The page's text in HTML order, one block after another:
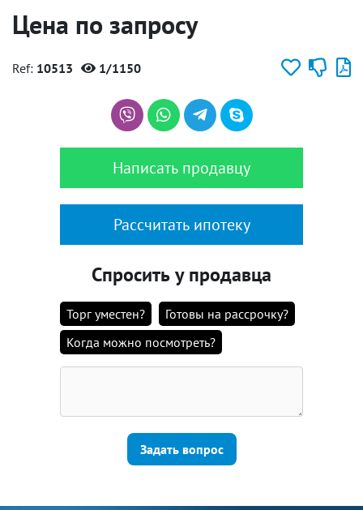
Цена по запросу
Ref: 10513 1/1150
Написать продавцу
Рассчитать ипотеку
Спросить у продавца
Торг уместен?
Готовы на рассрочку?
Когда можно посмотреть?
Задать вопрос